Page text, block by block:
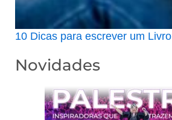
10 Dicas para escrever um Livro
Novidades